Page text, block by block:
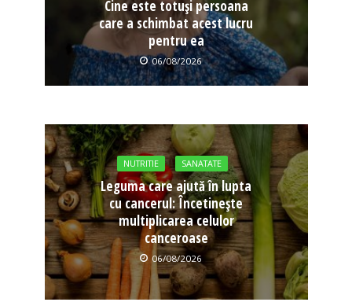
Cine este totuși persoana
care a schimbat acest lucru
pentru ea
06/08/2026
NUTRITIE SANATATE
Leguma care ajută în lupta
cu cancerul: Încetinește
multiplicarea celulor
canceroase
06/08/2026